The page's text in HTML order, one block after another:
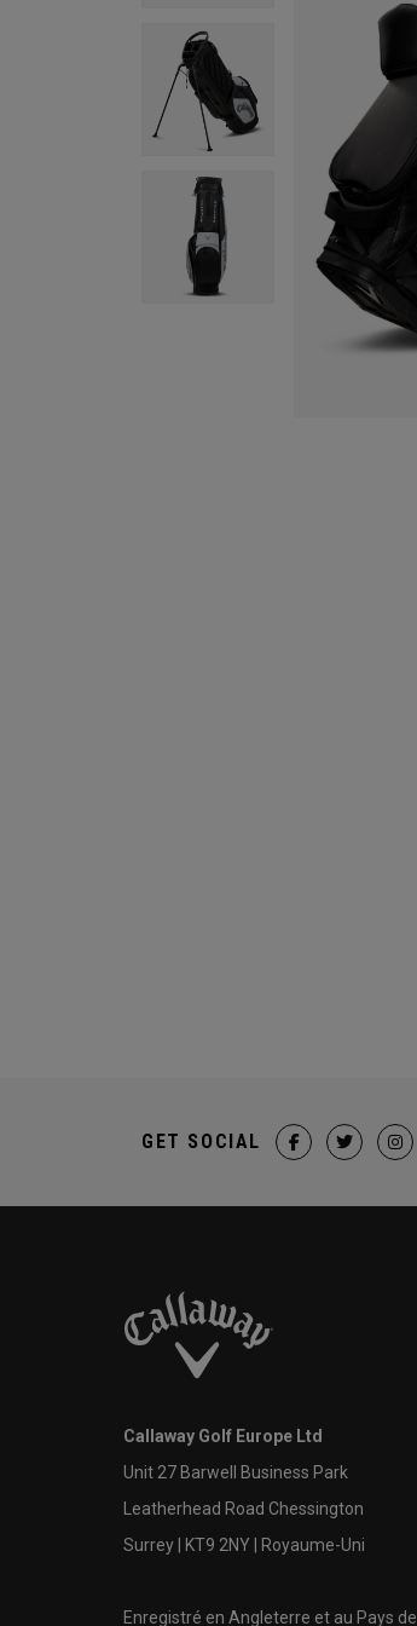
GET SOCIAL
Callaway Golf Europe Ltd
Unit 27 Barwell Business Park
Leatherhead Road Chessington
Surrey | KT9 2NY | Royaume-Uni
Enregistré en Angleterre et au Pays de